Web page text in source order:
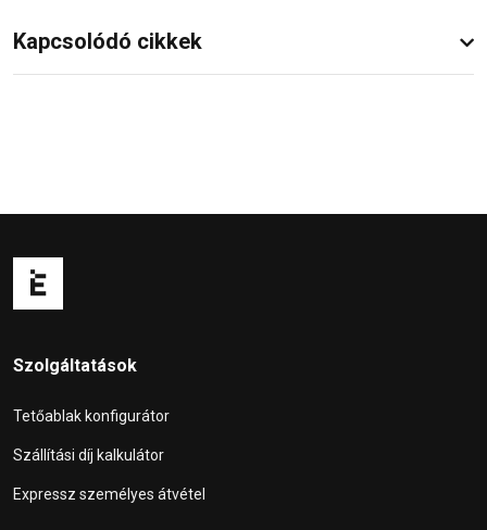
Kapcsolódó cikkek
Szolgáltatások
Tetőablak konfigurátor
Szállítási díj kalkulátor
Expressz személyes átvétel